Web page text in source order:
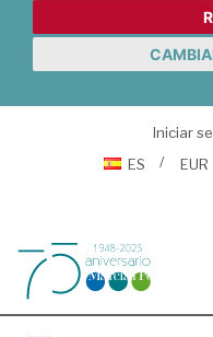
Iniciar
ES
EUR